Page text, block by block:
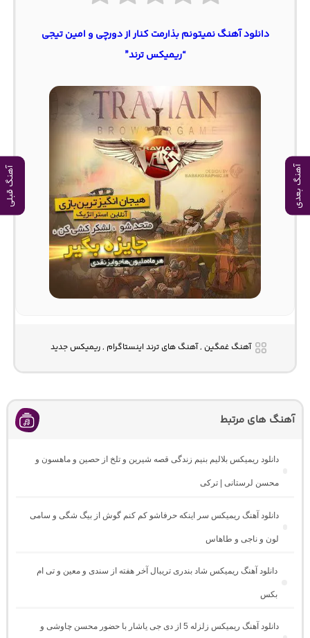
آهنگ بعدی آهنگ قبلی
دانلود آهنگ نمیتونم بذارمت کنار از دورچی و امین تیجی
“ریمیکس ترند”
آهنگ غمگین , آهنگ های ترند اینستاگرام , ریمیکس جدید
آهنگ های مرتبط
دانلود ریمیکس بلالیم بنیم زندگی قصه شیرین و تلخ از حصین و ماهسون و
محسن لرستانی | ترکی
دانلود آهنگ ریمیکس سر اینکه حرفاشو کم کنم گوش از بیگ شگی و سامی
لون و ناجی و طاهاس
دانلود آهنگ ریمیکس شاد بندری تریبال آخر هفته از سندی و معین و تی ام
بکس
دانلود آهنگ ریمیکس زلزله 5 از دی جی یاشار با حضور محسن چاوشی و